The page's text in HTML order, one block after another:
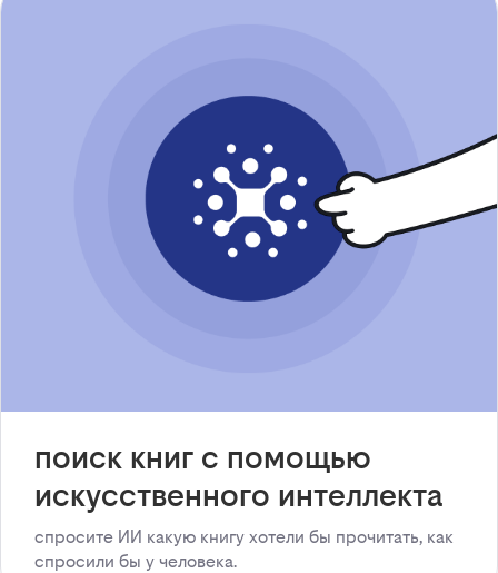
поиск книг с помощью
искусственного интеллекта
спросите ИИ какую книгу хотели бы прочитать, как
спросили бы у человека.